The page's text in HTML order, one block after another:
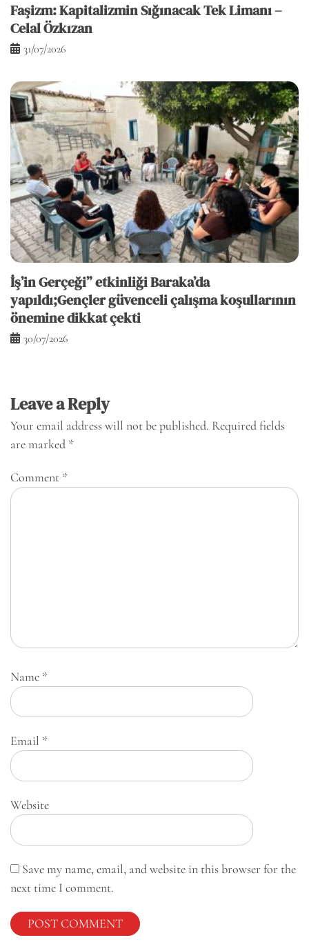
Faşizm: Kapitalizmin Sığınacak Tek Limanı –
Celal Özkızan
31/07/2026
İş’in Gerçeği” etkinliği Baraka’da
yapıldı;Gençler güvenceli çalışma koşullarının
önemine dikkat çekti
30/07/2026
Leave a Reply
Your email address will not be published. Required fields
are marked *
Comment *
Name *
Email *
Website
Save my name, email, and website in this browser for the
next time I comment.